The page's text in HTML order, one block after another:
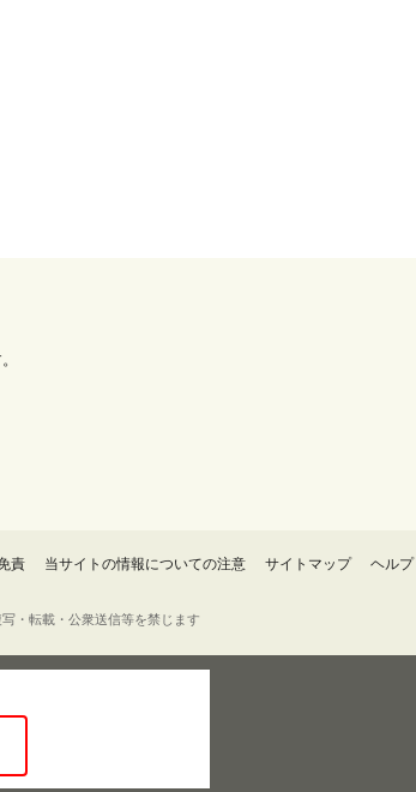
責 当サイトの情報についての注意 サイトマップ ヘルプ
・転載・公衆送信等を禁じます